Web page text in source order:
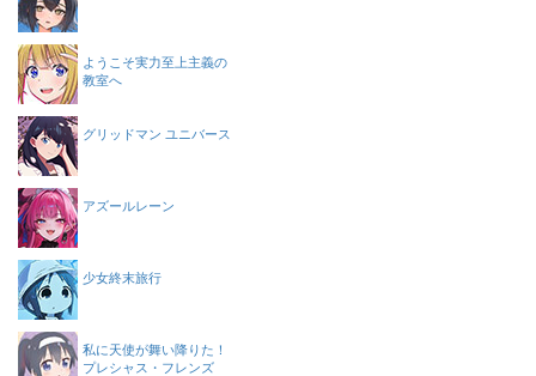
ようこそ実力至上主義の
教室へ
グリッドマン ユニバース
アズールレーン
少女終末旅行
私に天使が舞い降りた！
プレシャス・フレンズ